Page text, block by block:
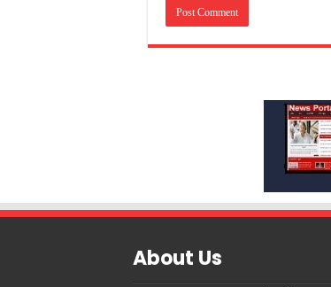
About Us